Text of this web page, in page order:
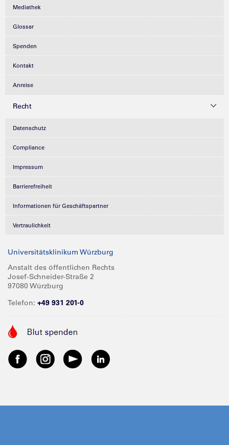
Mediathek
Glossar
Spenden
Kontakt
Anreise
Recht
Datenschutz
Compliance
Impressum
Barrierefreiheit
Informationen für Geschäftspartner
Vertraulichkeit
Universitätsklinikum Würzburg
Anstalt des öffentlichen Rechts
Josef-Schneider-Straße 2
97080 Würzburg
Telefon: +49 931 201-0